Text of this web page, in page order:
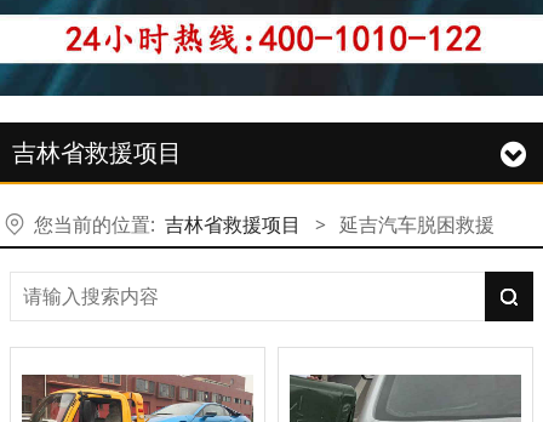
吉林省救援项目
您当前的位置: 吉林省救援项目 > 延吉汽车脱困救援